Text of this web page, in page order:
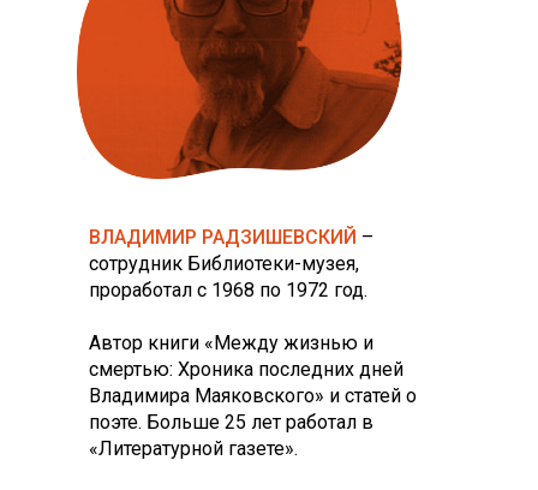
ВЛАДИМИР РАДЗИШЕВСКИЙ –
сотрудник Библиотеки-музея,
проработал с 1968 по 1972 год.
Автор книги «Между жизнью и
смертью: Хроника последних дней
Владимира Маяковского» и статей о
поэте. Больше 25 лет работал в
«Литературной газете».